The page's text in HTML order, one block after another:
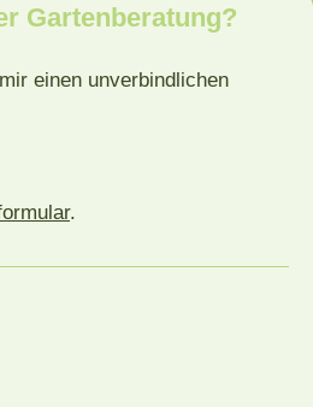
Gartenberatung?
einen unverbindlichen
.